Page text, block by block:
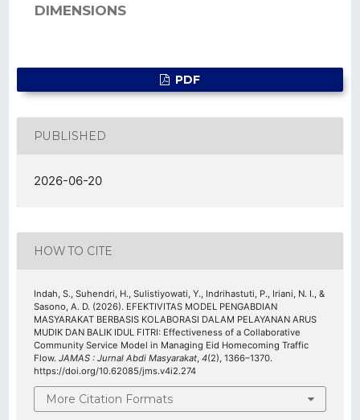
DIMENSIONS
PDF
PUBLISHED
2026-06-20
HOW TO CITE
Indah, S., Suhendri, H., Sulistiyowati, Y., Indrihastuti, P., Iriani, N. I., &
Sasono, A. D. (2026). EFEKTIVITAS MODEL PENGABDIAN
MASYARAKAT BERBASIS KOLABORASI DALAM PELAYANAN ARUS
MUDIK DAN BALIK IDUL FITRI: Effectiveness of a Collaborative
Community Service Model in Managing Eid Homecoming Traffic
Flow.JAMAS : Jurnal Abdi Masyarakat ,4(2), 1366–1370.
https://doi.org/10.62085/jms.v4i2.274
More Citation Formats